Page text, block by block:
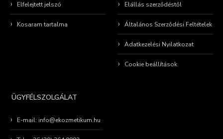
Elfelejtett jelszó
Kosaram tartalma
Elállás szerződéstől
Általános Szerződési Feltételek
Adatkezelési Nyilatkozat
Cookie beállítások
ÜGYFÉLSZOLGÁLAT
E-mail: info@ekozmetikum.hu